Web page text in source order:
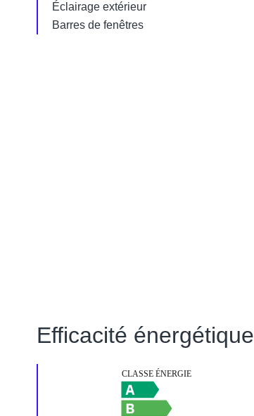
Éclairage extérieur
Barres de fenêtres
Efficacité énergétique